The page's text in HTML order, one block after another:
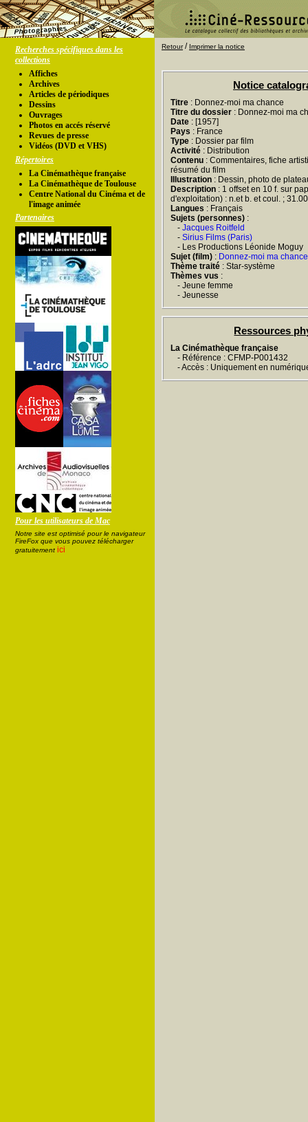
Recherches spécifiques dans les
collections
Affiches
Archives
Articles de périodiques
Dessins
Ouvrages
Photos en accés réservé
Revues de presse
Vidéos (DVD et VHS)
Répertoires
La Cinémathèque française
La Cinémathèque de Toulouse
Centre National du Cinéma et de
l'image animée
Partenaires
Pour les utilisateurs de Mac
Notre site est optimisé pour le navigateur
FireFox que vous pouvez télécharger
gratuitement ici
Retour/ Imprimer la notice
Notice
Titre : Donnez-moi ma chance
Titre du dossier : Donnez-moi ma
Date : [1957]
Pays : France
Type : Dossier par film
Activité : Distribution
Contenu : Commentaires, fiche
résumé du film
Illustration : Dessin, photo de
Description : 1 offset en 10 f. sur
d'exploitation) : n.et b. et coul. ;
Langues : Français
Sujets (personnes) :
- Jacques Roitfeld
- Sirius Films (Paris)
- Les Productions Léonide Moguy
Sujet (film) : Donnez-moi ma chance
Thème traité : Star-système
Thèmes vus :
- Jeune femme
- Jeunesse
Ressources
La Cinémathèque française
- Référence : CFMP-P001432
- Accès : Uniquement en